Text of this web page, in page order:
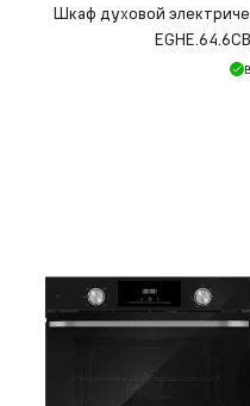
Шкаф духовой